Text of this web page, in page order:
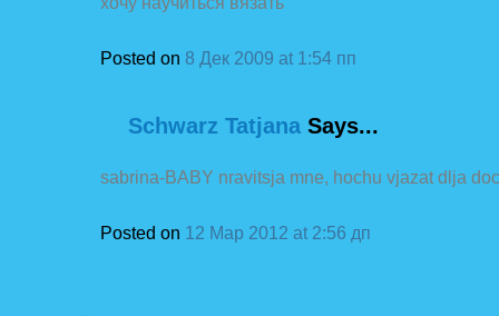
Posted on 8 Дек 2009 at 1:54 пп
Schwarz Tatjana Says...
sabrina-BABY nravitsja mne, hochu vjazat dlja
Posted on 12 Мар 2012 at 2:56 дп